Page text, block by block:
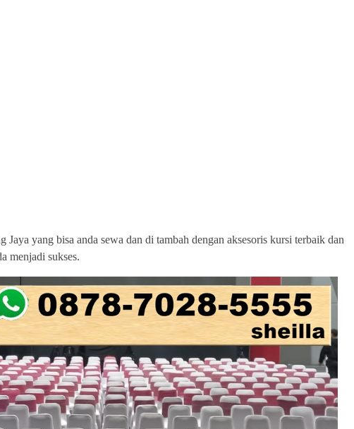
yang bisa anda sewa dan di tambah dengan aksesoris kursi terbaik dan
menjadi sukses.